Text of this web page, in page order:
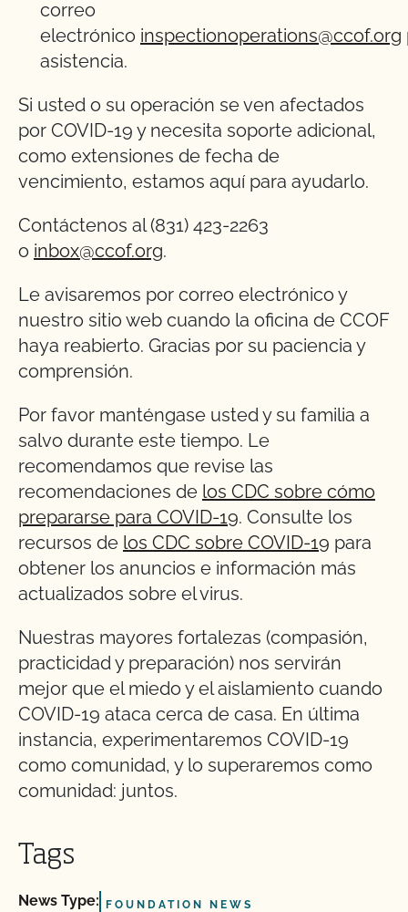
correo
electrónico inspectionoperations@ccof.org
asistencia.
Si usted o su operación se ven afectados
por COVID-19 y necesita soporte adicional,
como extensiones de fecha de
vencimiento, estamos aquí para ayudarlo.
Contáctenos al (831) 423-2263
o inbox@ccof.org.
Le avisaremos por correo electrónico y
nuestro sitio web cuando la oficina de CCOF
haya reabierto. Gracias por su paciencia y
comprensión.
Por favor manténgase usted y su familia a
salvo durante este tiempo. Le
recomendamos que revise las
recomendaciones de los CDC sobre cómo
prepararse para COVID-19. Consulte los
recursos de los CDC sobre COVID-19 para
obtener los anuncios e información más
actualizados sobre el virus.
Nuestras mayores fortalezas (compasión,
practicidad y preparación) nos servirán
mejor que el miedo y el aislamiento cuando
COVID-19 ataca cerca de casa. En última
instancia, experimentaremos COVID-19
como comunidad, y lo superaremos como
comunidad: juntos.
Tags
News Type: FOUNDATION NEWS